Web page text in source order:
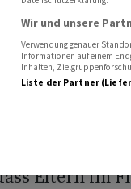
Eine
für die
Eltern im
Wir und unsere
Verwendung genauer
Informationen auf einem
Inhalten,
Liste der Partner